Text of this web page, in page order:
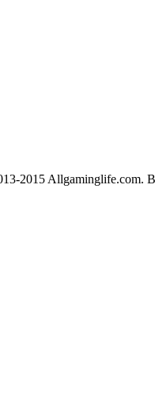
2015 Allgaminglife.com.